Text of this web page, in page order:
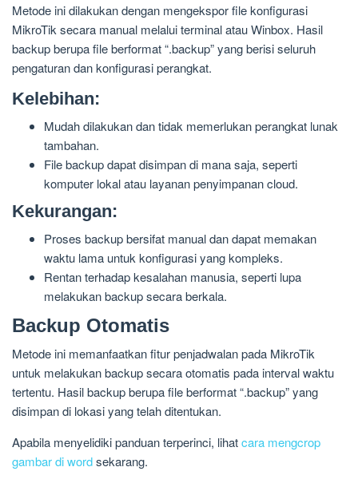
Metode ini dilakukan dengan mengekspor file konfigurasi
MikroTik secara manual melalui terminal atau Winbox. Hasil
backup berupa file berformat “.backup” yang berisi seluruh
pengaturan dan konfigurasi perangkat.
Kelebihan:
Mudah dilakukan dan tidak memerlukan perangkat lunak
tambahan.
File backup dapat disimpan di mana saja, seperti
komputer lokal atau layanan penyimpanan cloud.
Kekurangan:
Proses backup bersifat manual dan dapat memakan
waktu lama untuk konfigurasi yang kompleks.
Rentan terhadap kesalahan manusia, seperti lupa
melakukan backup secara berkala.
Backup Otomatis
Metode ini memanfaatkan fitur penjadwalan pada MikroTik
untuk melakukan backup secara otomatis pada interval waktu
tertentu. Hasil backup berupa file berformat “.backup” yang
disimpan di lokasi yang telah ditentukan.
Apabila menyelidiki panduan terperinci, lihatcara mengcrop
gambar di wordsekarang.